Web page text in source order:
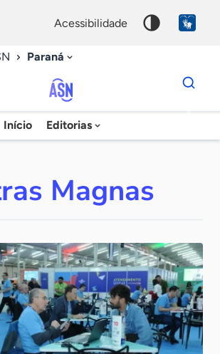
acessibilidade
Paraná
Agência
Sebrae
Notícias
Início Editorias
Dados
para
chave
Magnas